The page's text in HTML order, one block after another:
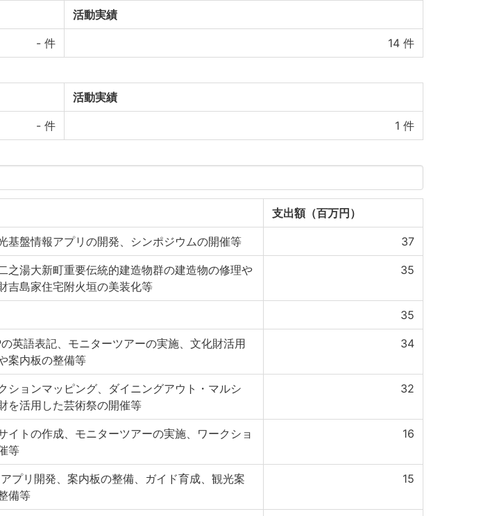
活動実績
- 件 14 件
活動実績
- 件 1 件
支出額（百万円）
基盤情報アプリの開発、シンポジウムの開催等 37
之湯大新町重要伝統的建造物群の建造物の修理や
吉島家住宅附火垣の美装化等
35
35
英語表記、モニターツアーの実施、文化財活用
案内板の整備等
34
ションマッピング、ダイニングアウト・マルシ
を活用した芸術祭の開催等
32
イトの作成、モニターツアーの実施、ワークショ
等
16
プリ開発、案内板の整備、ガイド育成、観光案
備等
15